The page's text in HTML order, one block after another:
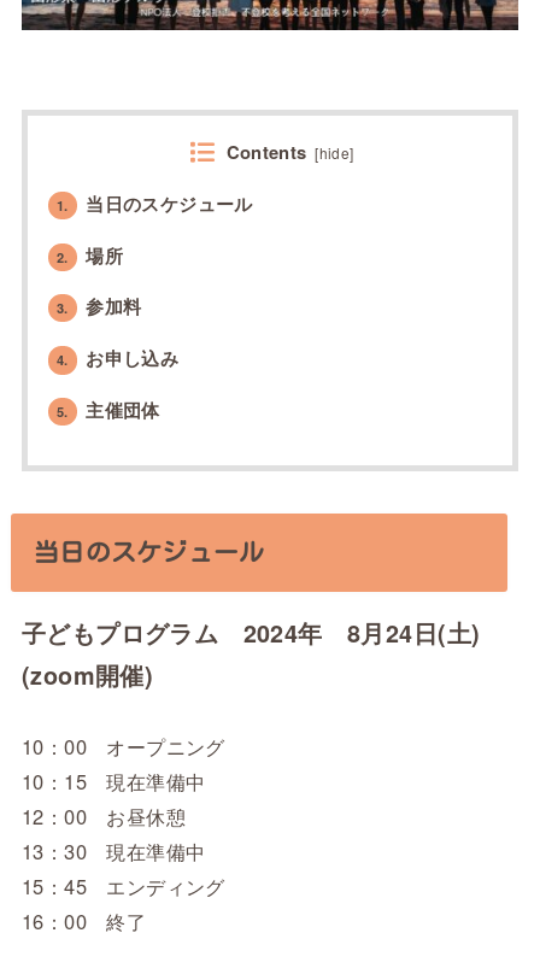
Contents [hide]
1. 当日のスケジュール
2. 場所
3. 参加料
4. お申し込み
5. 主催団体
当日のスケジュール
子どもプログラム 2024年 8月24日(土)
(zoom開催)
10：00 オープニング
10：15 現在準備中
12：00 お昼休憩
13：30 現在準備中
15：45 エンディング
16：00 終了